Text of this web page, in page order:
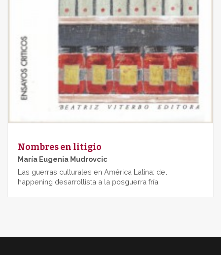
Nombres en litigio
María Eugenia Mudrovcic
Las guerras culturales en América Latina: del
happening desarrollista a la posguerra fría